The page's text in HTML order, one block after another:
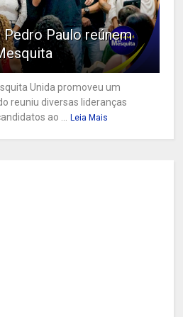
Pedro Paulo reúnem
Unida promoveu um
reuniu diversas lideranças
ao ...
Leia Mais